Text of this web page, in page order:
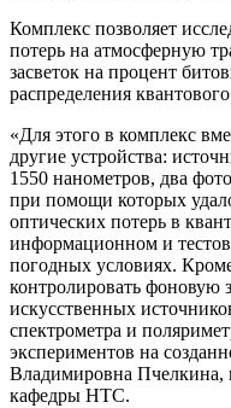
Комплекс позволяет
потерь на атмосферную
засветок на процент
распределения
«Для этого в комплекс
другие устройства:
1550 нанометров, два
при помощи которых
оптических потерь в
информационном и
погодных условиях.
контролировать фоновую
искусственных
спектрометра и
экспериментов на
Владимировна Пчелкина,
кафедры НТС.